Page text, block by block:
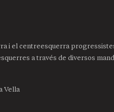
i el centreesquerra
a través de diversos
Vella